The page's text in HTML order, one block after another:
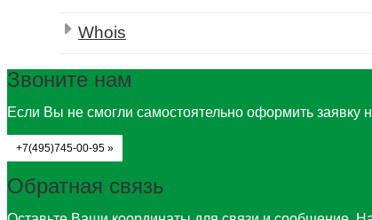
Whois
Звоните нам
Если Вы не смогли самостоятельно оформить
+7(495)745-00-95 »
Обратная связь